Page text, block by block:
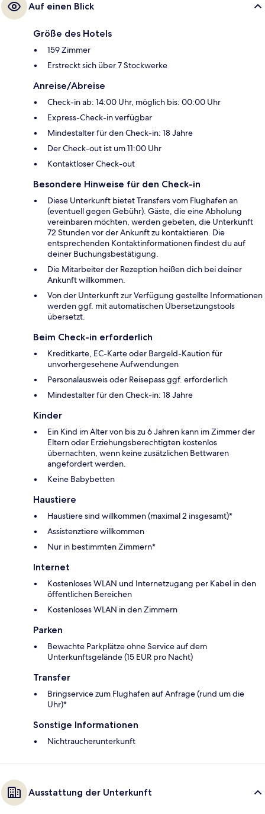
Auf einen Blick
Größe des Hotels
159 Zimmer
Erstreckt sich über 7 Stockwerke
Anreise/Abreise
Check-in ab: 14:00 Uhr, möglich bis: 00:00 Uhr
Express-Check-in verfügbar
Mindestalter für den Check-in: 18 Jahre
Der Check-out ist um 11:00 Uhr
Kontaktloser Check-out
Besondere Hinweise für den Check-in
Diese Unterkunft bietet Transfers vom Flughafen an
(eventuell gegen Gebühr). Gäste, die eine Abholung
vereinbaren möchten, werden gebeten, die Unterkunft
72 Stunden vor der Ankunft zu kontaktieren. Die
entsprechenden Kontaktinformationen findest du auf
deiner Buchungsbestätigung.
Die Mitarbeiter der Rezeption heißen dich bei deiner
Ankunft willkommen.
Von der Unterkunft zur Verfügung gestellte Informationen
werden ggf. mit automatischen Übersetzungstools
übersetzt.
Beim Check-in erforderlich
Kreditkarte, EC-Karte oder Bargeld-Kaution für
unvorhergesehene Aufwendungen
Personalausweis oder Reisepass ggf. erforderlich
Mindestalter für den Check-in: 18 Jahre
Kinder
Ein Kind im Alter von bis zu 6 Jahren kann im Zimmer der
Eltern oder Erziehungsberechtigten kostenlos
übernachten, wenn keine zusätzlichen Bettwaren
angefordert werden.
Keine Babybetten
Haustiere
Haustiere sind willkommen (maximal 2 insgesamt)*
Assistenztiere willkommen
Nur in bestimmten Zimmern*
Internet
Kostenloses WLAN und Internetzugang per Kabel in den
öffentlichen Bereichen
Kostenloses WLAN in den Zimmern
Parken
Bewachte Parkplätze ohne Service auf dem
Unterkunftsgelände (15 EUR pro Nacht)
Transfer
Bringservice zum Flughafen auf Anfrage (rund um die
Uhr)*
Sonstige Informationen
Nichtraucherunterkunft
Ausstattung der Unterkunft